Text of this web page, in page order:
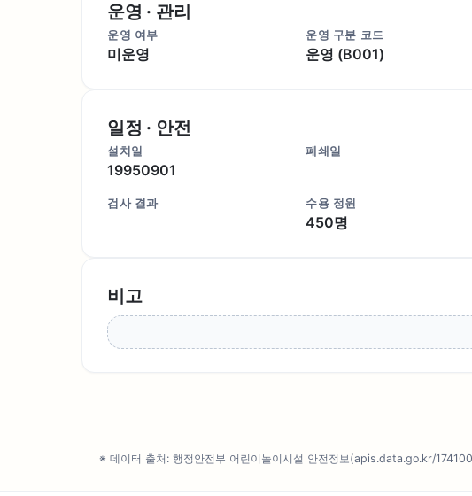
운영 · 관리
운영 여부
미운영
운영 구분 코드
운영 (B001)
일정 · 안전
설치일
19950901
폐쇄일
검사 결과 수용 정원
450명
비고
※ 데이터 출처: 행정안전부 어린이놀이시설 안전정보(apis.data.go.kr/